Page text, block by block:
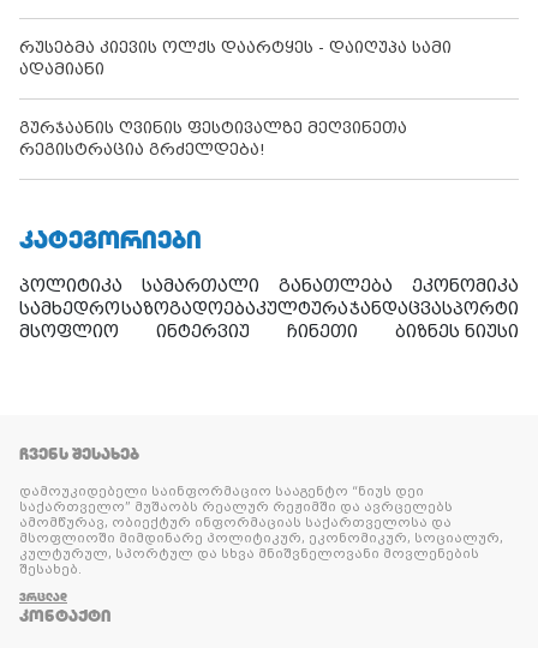
რუსებმა კიევის ოლქს დაარტყეს - დაიღუპა სამი
ადამიანი
გურჯაანის ღვინის ფესტივალზე მეღვინეთა
რეგისტრაცია გრძელდება!
ᲙᲐᲢᲔᲒᲝᲠᲘᲔᲑᲘ
პოლიტიკა სამართალი განათლება
ეკონომიკა
სამხედროსაზოგადოებაკულტურაჯანდაცვასპორტი
მსოფლიო
ინტერვიუ ჩინეთი ბიზნეს ნიუსი
ᲩᲕᲔᲜᲡ ᲨᲔᲡᲐᲮᲔᲑ
დამოუკიდებელი საინფორმაციო სააგენტო “ნიუს დეი
საქართველო” მუშაობს რეალურ რეჟიმში და ავრცელებს
ამომწურავ, ობიექტურ ინფორმაციას საქართველოსა და
მსოფლიოში მიმდინარე პოლიტიკურ, ეკონომიკურ, სოციალურ,
კულტურულ, სპორტულ და სხვა მნიშვნელოვანი მოვლენების
შესახებ.
ᲕᲠᲪᲚᲐᲓ
ᲙᲝᲜᲢᲐᲥᲢᲘ